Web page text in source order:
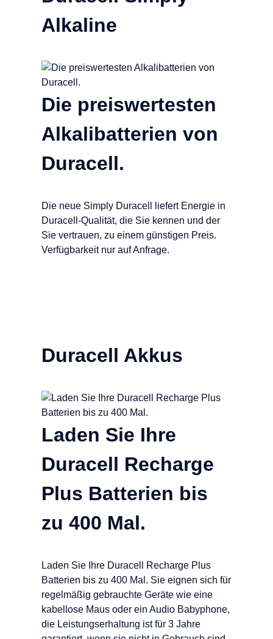
Alkaline
Die preiswertesten
Alkalibatterien von
Duracell.
Die neue Simply Duracell liefert Energie in
Duracell-Qualität, die Sie kennen und der
Sie vertrauen, zu einem günstigen Preis.
Verfügbarkeit nur auf Anfrage.
Duracell Akkus
Laden Sie Ihre
Duracell Recharge
Plus Batterien bis
zu 400 Mal.
Laden Sie Ihre Duracell Recharge Plus
Batterien bis zu 400 Mal. Sie eignen sich für
regelmäßig gebrauchte Geräte wie eine
kabellose Maus oder ein Audio Babyphone,
die Leistungserhaltung ist für 3 Jahre